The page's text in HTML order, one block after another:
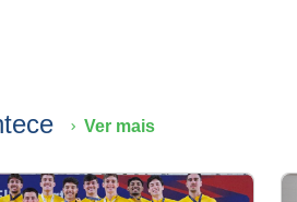
Ver mais